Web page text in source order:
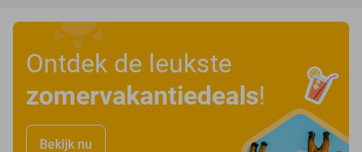
Ontdek de leukste
zomervakantiedeals!
Bekijk nu